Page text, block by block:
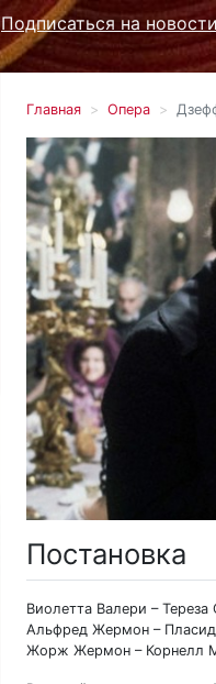
Подписаться на новости
Главная Опера
Постановка
Виолетта Валери – Тереза
Альфред Жермон –
Жорж Жермон – Корнелл